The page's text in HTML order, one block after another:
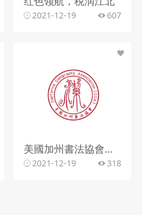
2021-12-19 607
美國加州書法協會红色
2021-12-19 318